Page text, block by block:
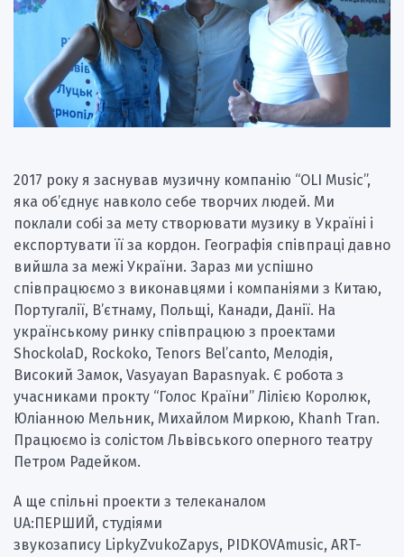
2017 року я заснував музичну компанію “OLI Music”,
яка об’єднує навколо себе творчих людей. Ми
поклали собі за мету створювати музику в Україні і
експортувати її за кордон. Географія співпраці давно
вийшла за межі України. Зараз ми успішно
співпрацюємо з виконавцями і компаніями з Китаю,
Португалії, В’єтнаму, Польщі, Канади, Данії. На
українському ринку співпрацюю з проектами
ShockolaD, Rockoko, Tenors Bel’canto, Мелодія,
Високий Замок, Vasyayan Bapasnyak. Є робота з
учасниками прокту “Голос Країни” Лілією Королюк,
Юліанною Мельник, Михайлом Миркою, Khanh Tran.
Працюємо із солістом Львівського оперного театру
Петром Радейком.
А ще спільні проекти з телеканалом
UA:ПЕРШИЙ, студіями
звукозапису LipkyZvukoZapys, PIDKOVAmusic, ART-